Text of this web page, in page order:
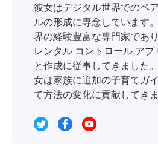
彼女はデジタル世界でのペ
ルの形成に専念しています
界の経験豊富な専門家であ
レンタル コントロール ア
と作成に従事してきました
女は家族に追加の子育てガ
て方法の変化に貢献してきま